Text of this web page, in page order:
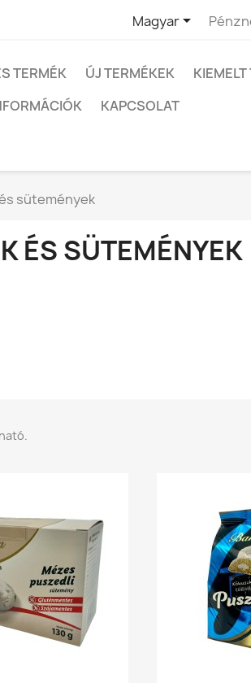
Magyar
TERMÉK ÚJ TERMÉKEK
KAPCSOLAT
sütemények
ÉS SÜTEMÉNYEK